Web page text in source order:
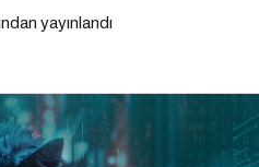
yayınlandı